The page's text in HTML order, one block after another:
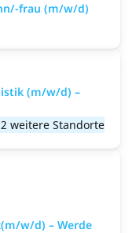
frau (m/w/d)
(m/w/d) –
weitere Standorte
w/d) – Werde